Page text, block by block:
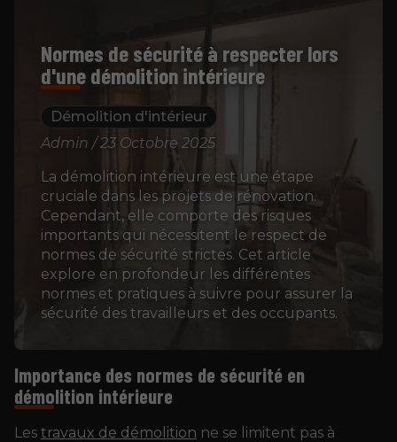
Normes de sécurité à respecter lors
d'une démolition intérieure
Démolition d'intérieur
Admin / 23 Octobre 2025
La démolition intérieure est une étape
cruciale dans les projets de rénovation.
Cependant, elle comporte des risques
importants qui nécessitent le respect de
normes de sécurité strictes. Cet article
explore en profondeur les différentes
normes et pratiques à suivre pour assurer la
sécurité des travailleurs et des occupants.
Importance des normes de sécurité en
démolition intérieure
Les travaux de démolition ne se limitent pas à